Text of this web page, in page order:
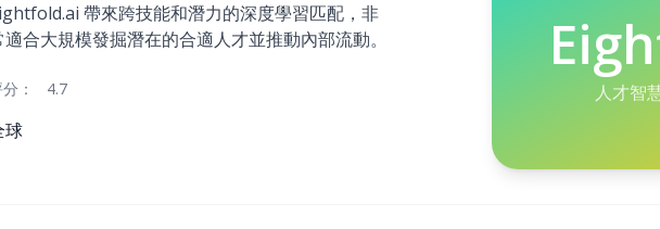
帶來跨技能和潛力的深度學習匹配，非
適合大規模發掘潛在的合適人才並推動內部流動。
： 4.7
球
人才智